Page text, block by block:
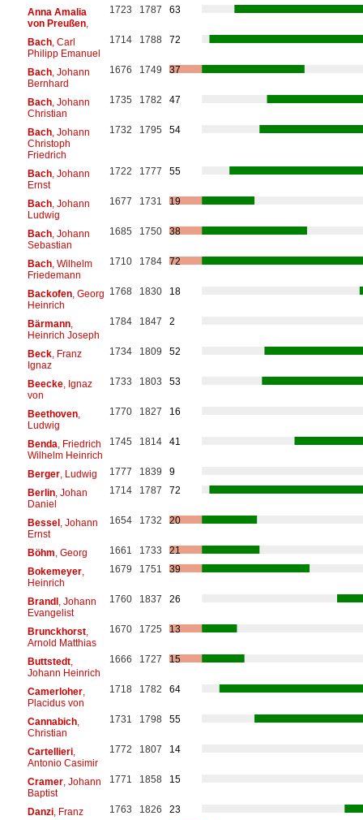
Anna Amalia
von Preußen,
1723 1787 63
Bach, Carl
Philipp Emanuel
1714 1788 72
Bach, Johann
Bernhard
1676 1749 37
Bach, Johann
Christian
1735 1782 47
Bach, Johann
Christoph
Friedrich
1732 1795 54
Bach, Johann
Ernst
1722 1777 55
Bach, Johann
Ludwig
1677 1731 19
Bach, Johann
Sebastian
1685 1750 38
Bach, Wilhelm
Friedemann
1710 1784 72
Backofen, Georg
Heinrich
1768 1830 18
Bärmann,
Heinrich Joseph
1784 1847 2
Beck, Franz
Ignaz
1734 1809 52
Beecke, Ignaz
von
1733 1803 53
Beethoven,
Ludwig
1770 1827 16
Benda , Friedrich
Wilhelm Heinrich
1745 1814 41
Berger, Ludwig 1777 1839
9
Berlin, Johan
Daniel
1714 1787 72
Bessel, Johann
Ernst
1654 1732 20
Böhm , Georg 1661 1733
21
Bokemeyer,
Heinrich
1679 1751 39
Brandl, Johann
Evangelist
1760 1837 26
Brunckhorst,
Arnold Matthias
1670 1725 13
Buttstedt,
Johann Heinrich
1666 1727 15
Camerloher,
Placidus von
1718 1782 64
Cannabich,
Christian
1731 1798 55
Cartellieri,
Antonio Casimir
1772 1807 14
Cramer, Johann
Baptist
1771 1858 15
Danzi, Franz 1763 1826
23